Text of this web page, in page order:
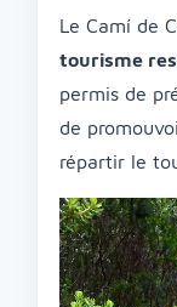
Le Camí de
tourisme
permis de
de
répartir le